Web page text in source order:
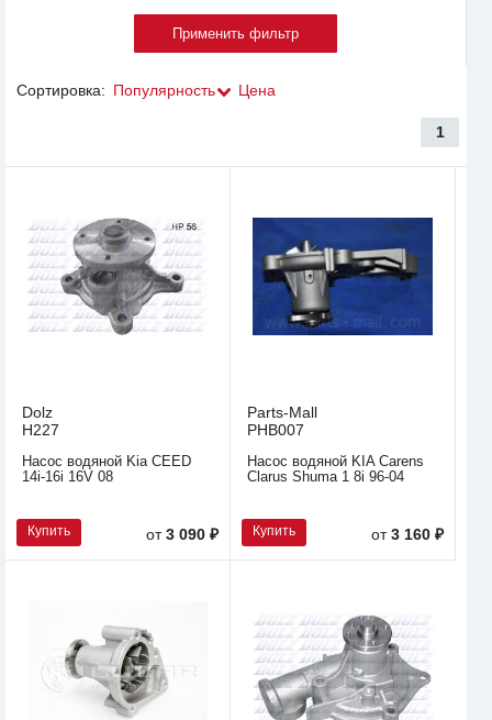
Сортировка: Популярность Цена
1
Dolz
H227
Насос водяной Kia CEED
14i-16i 16V 08
Купить от3 090 ₽
Parts-Mall
PHB007
Насос водяной KIA Carens
Clarus Shuma 1 8i 96-04
Купить от3 160 ₽